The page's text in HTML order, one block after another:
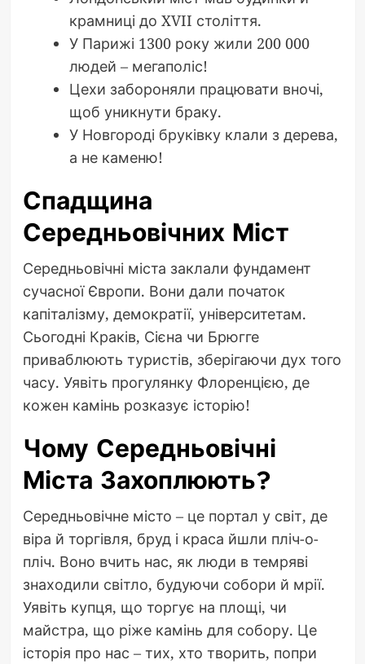
крамниці до XVII століття.
У Парижі 1300 року жили 200 000
людей – мегаполіс!
Цехи забороняли працювати вночі,
щоб уникнути браку.
У Новгороді бруківку клали з дерева,
а не каменю!
Спадщина
Середньовічних Міст
Середньовічні міста заклали фундамент
сучасної Європи. Вони дали початок
капіталізму, демократії, університетам.
Сьогодні Краків, Сієна чи Брюгге
приваблюють туристів, зберігаючи дух того
часу. Уявіть прогулянку Флоренцією, де
кожен камінь розказує історію!
Чому Середньовічні
Міста Захоплюють?
Середньовічне місто – це портал у світ, де
віра й торгівля, бруд і краса йшли пліч-о-
пліч. Воно вчить нас, як люди в темряві
знаходили світло, будуючи собори й мрії.
Уявіть купця, що торгує на площі, чи
майстра, що ріже камінь для собору. Це
історія про нас – тих, хто творить, попри